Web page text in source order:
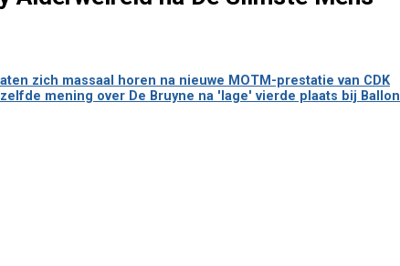
zich massaal horen na nieuwe MOTM-prestatie van CDK
mening over De Bruyne na 'lage' vierde plaats bij Ballon